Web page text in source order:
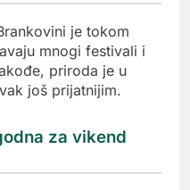
je tokom
mnogi festivali i
priroda je u
još prijatnijim.
za vikend